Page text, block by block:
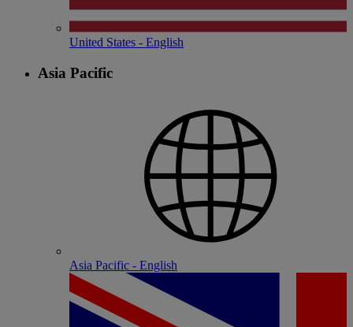
United States - English
Asia Pacific
Asia Pacific - English